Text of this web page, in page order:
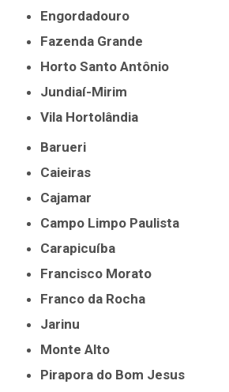
Engordadouro
Fazenda Grande
Horto Santo Antônio
Jundiaí-Mirim
Vila Hortolândia
Barueri
Caieiras
Cajamar
Campo Limpo Paulista
Carapicuíba
Francisco Morato
Franco da Rocha
Jarinu
Monte Alto
Pirapora do Bom Jesus